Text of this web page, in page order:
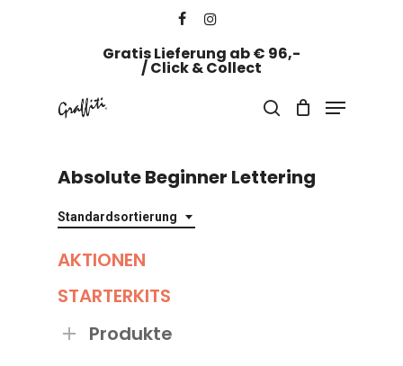
facebookinstagram
Gratis Lieferung ab € 96,-
/ Click & Collect
Menu
Absolute Beginner Lettering
Standardsortierung
AKTIONEN
STARTERKITS
Produkte